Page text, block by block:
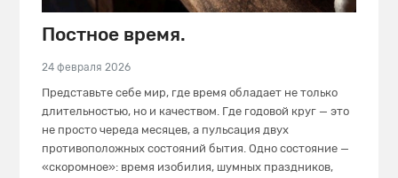
Постное время.
24 февраля 2026
Представьте себе мир, где время обладает не только
длительностью, но и качеством. Где годовой круг — это
не просто череда месяцев, а пульсация двух
противоположных состояний бытия. Одно состояние —
«скоромное»: время изобилия, шумных праздников,